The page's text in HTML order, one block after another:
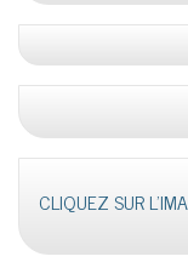
CLIQUEZ SUR